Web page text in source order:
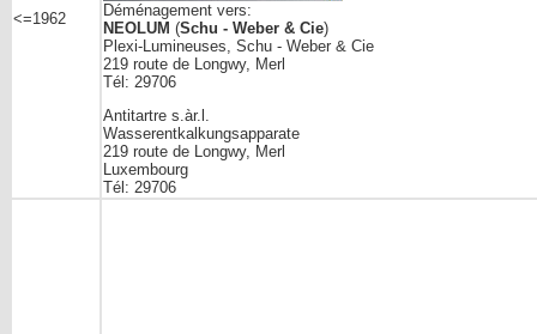
<=1962
Déménagement vers:
NEOLUM (Schu - Weber & Cie)
Plexi-Lumineuses, Schu - Weber & Cie
219 route de Longwy, Merl
Tél: 29706
Antitartre s.àr.l.
Wasserentkalkungsapparate
219 route de Longwy, Merl
Luxembourg
Tél: 29706